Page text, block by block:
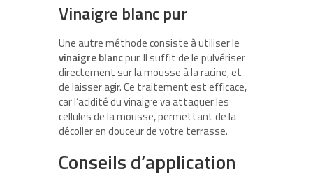
Vinaigre blanc pur
Une autre méthode consiste à utiliser le
vinaigre blancpur. Il suffit de le pulvériser
directement sur la mousse à la racine, et
de laisser agir. Ce traitement est efficace,
car l’acidité du vinaigre va attaquer les
cellules de la mousse, permettant de la
décoller en douceur de votre terrasse.
Conseils d’application